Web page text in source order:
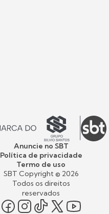
Anuncie no SBT
Política de privacidade
Termo de uso
SBT Copyright © 2026
Todos os direitos
reservados